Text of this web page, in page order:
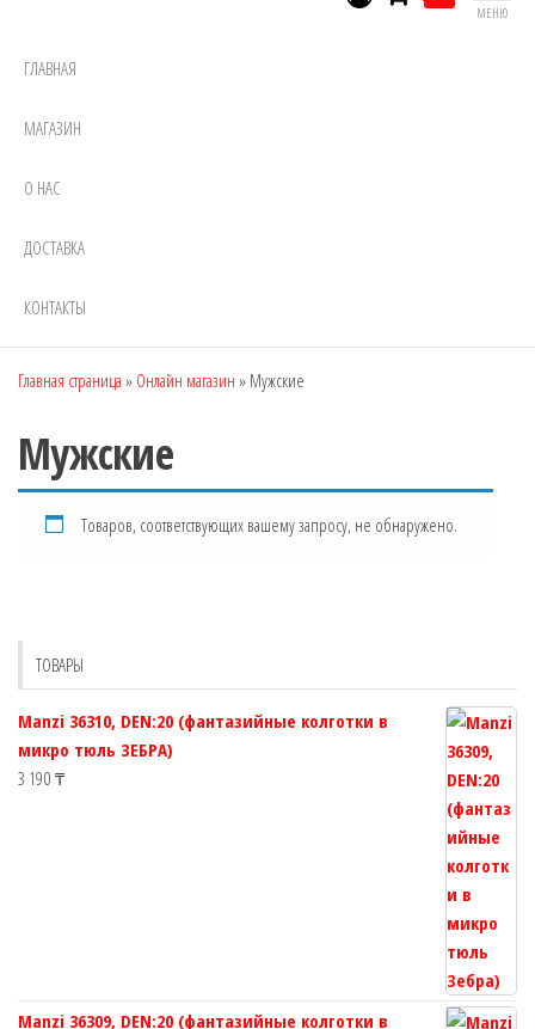
МЕНЮ
ГЛАВНАЯ
МАГАЗИН
О НАС
ДОСТАВКА
КОНТАКТЫ
Главная страница » Онлайн магазин » Мужские
Мужские
Товаров, соответствующих вашему запросу, не обнаружено.
ТОВАРЫ
Manzi 36310, DEN:20 (фантазийные колготки в
микро тюль ЗЕБРА)
3 190 ₸
Manzi 36309, DEN:20 (фантазийные колготки в